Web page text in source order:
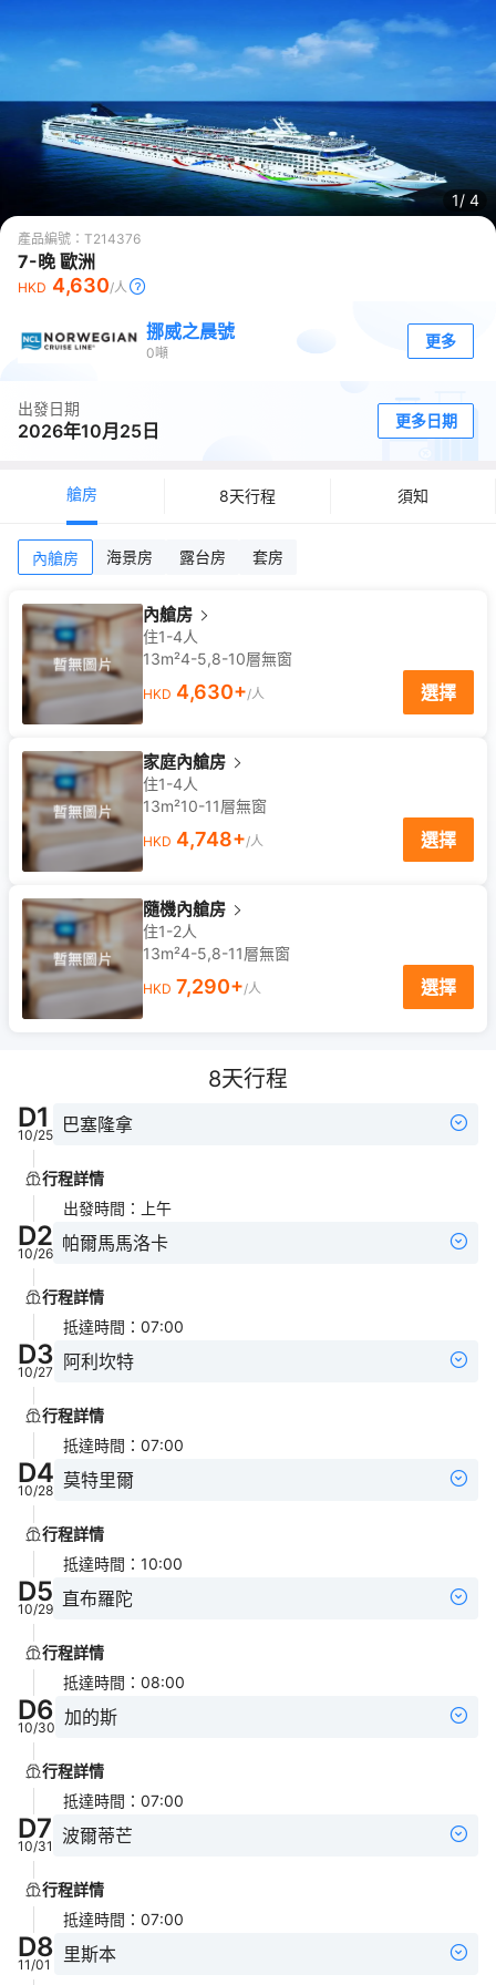
1/ 4
產品編號： T214376
7-晚 歐洲
HKD 4,630/人
挪威之晨號
0噸
更多
出發日期
2026年10月25日 更多日期
艙房 8天行程 須知
內艙房 海景房 露台房 套房
內艙房
住1-4人
13m²4-5,8-10層無窗
HKD 4,630+/人 選擇
家庭內艙房
住1-4人
13m²10-11層無窗
HKD 4,748+/人 選擇
隨機內艙房
住1-2人
13m²4-5,8-11層無窗
HKD 7,290+/人 選擇
8天行程
D1
10/25 巴塞隆拿
行程詳情
出發時間 ： 上午
D2
10/26 帕爾馬馬洛卡
行程詳情
抵達時間 ： 07:00
D3
10/27 阿利坎特
行程詳情
抵達時間 ： 07:00
D4
10/28 莫特里爾
行程詳情
抵達時間 ： 10:00
D5
10/29 直布羅陀
行程詳情
抵達時間 ： 08:00
D6
10/30 加的斯
行程詳情
抵達時間 ： 07:00
D7
10/31 波爾蒂芒
行程詳情
抵達時間 ： 07:00
D8
11/01 里斯本